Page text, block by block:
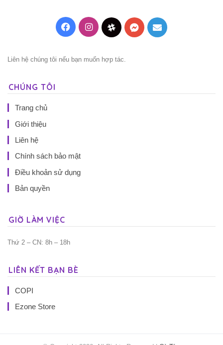
FacebookInstagramThreadsMessenger
Mail
Liên hệ chúng tôi nếu bạn muốn hợp tác.
CHÚNG TÔI
Trang chủ
Giới thiệu
Liên hệ
Chính sách bảo mật
Điều khoản sử dụng
Bản quyền
GIỜ LÀM VIỆC
Thứ 2 – CN: 8h – 18h
LIÊN KẾT BẠN BÈ
COPI
Ezone Store